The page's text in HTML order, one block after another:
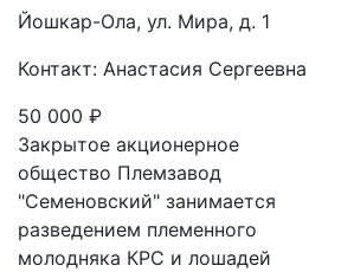
Йошкар-Ола, ул. Мира, д. 1
Контакт: Анастасия Сергеевна
50 000₽
Закрытое акционерное
общество Племзавод
"Семеновский" занимается
разведением племенного
молодняка КРС и лошадей